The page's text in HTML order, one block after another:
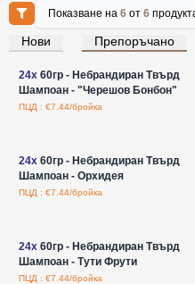
Показване на6 от6
Нови Препоръчано
Влезте за цени на едро
24x60гр - Небрандиран Твърд
Шампоан - "Черешов Бонбон"
ПЦД : €7.44/бройка
24x60гр - Небрандиран Твърд
Шампоан - Орхидея
ПЦД : €7.44/бройка
24x60гр - Небрандиран Твърд
Шампоан - Тути Фрути
ПЦД : €7.44/бройка